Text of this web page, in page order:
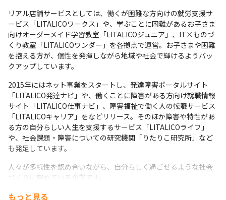
リアル店舗サービスとしては、働くが困難な方向けの就労支援サ
ービス「LITALICOワークス」や、学ぶことに困難があるお子さま
向けオーダーメイド学習教室「LITALICOジュニア」、IT×ものづ
くり教室「LITALICOワンダー」を各拠点で運営。お子さまや困難
を抱える方が、個性を発揮しながら地域や社会で輝けるようバッ
クアップしています。
2015年にはネット事業をスタートし、発達障害ポータルサイト
「LITALICO発達ナビ」や、働くことに障害がある方向け就職情報
サイト「LITALICO仕事ナビ」、障害福祉で働く人の転職サービス
「LITALICOキャリア」をなどリリース。そのほか障害や特性があ
る方の自分らしい人生を支援するサービス「LITALICOライフ」
や、社会課題・障害についての研究機関「りたりこ研究所」など
も発足しています。
人々が多様性を認め合いながら、自分らしく過ごせるような社会
づくりに努めている企業です。
もっと見る